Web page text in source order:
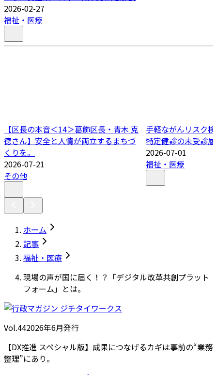
2026-02-27
福祉・医療
【区長の本音＜14＞葛飾区長・青木 克
德さん】安全と人情が両立するまちづ
くりを。
2026-07-21
その他
手軽ながんリスク
特定健診の未受診
2026-07-01
福祉・医療
ホーム
記事
福祉・医療
現場の声が国に届く！？「デジタル改革共創プラット
フォーム」とは。
Vol.442026年6月発行
【DX推進 スペシャル版】成果につなげるカギは事前の“業務
整理”にあり。